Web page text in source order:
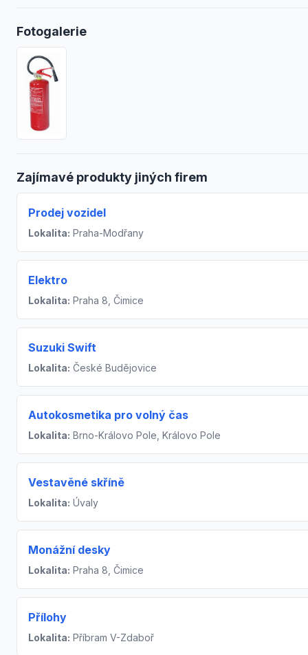
Fotogalerie
Zajímavé produkty jiných firem
Prodej vozidel
Lokalita: Praha-Modřany
Elektro
Lokalita: Praha 8, Čimice
Suzuki Swift
Lokalita: České Budějovice
Autokosmetika pro volný čas
Lokalita: Brno-Královo Pole, Královo Pole
Vestavěné skříně
Lokalita: Úvaly
Monážní desky
Lokalita: Praha 8, Čimice
Přílohy
Lokalita: Příbram V-Zdaboř